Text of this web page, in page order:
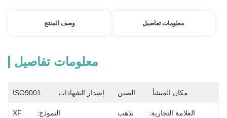
معلومات تفاصيل وصف المنتج
معلومات تفاصيل
مكان المنشأ: الصين إصدار الشهادات: ISO9001
العلامة التجارية: نذهب النموذج: XF